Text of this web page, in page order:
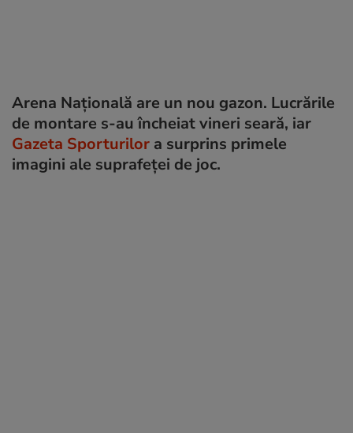
Arena Națională are un nou gazon. Lucrările
de montare s-au încheiat vineri seară, iar
Gazeta Sporturilor a surprins primele
imagini ale suprafeței de joc.